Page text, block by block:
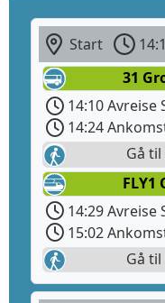
Start
31
14:10 Avreise
14:24
Gå til
FLY1
14:29 Avreise
15:02
Gå